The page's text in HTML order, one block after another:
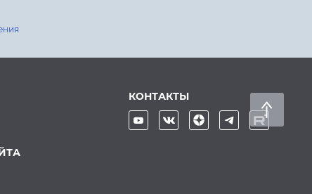
КОНТАКТЫ